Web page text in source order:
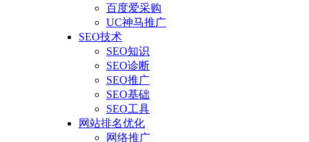
百度爱采购
UC神马推广
SEO技术
SEO知识
SEO诊断
SEO推广
SEO基础
SEO工具
网站排名优化
网络推广